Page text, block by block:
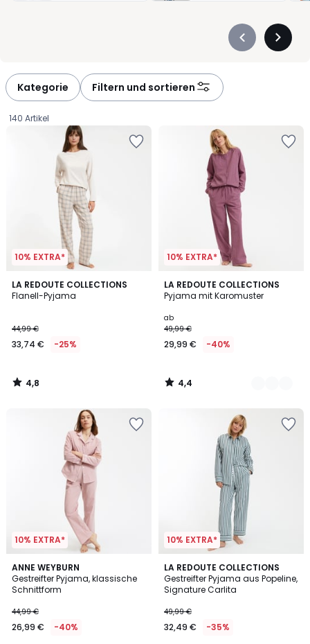
Précédent
Kategorie Filtern und sortieren
140 Artikel
10% EXTRA*
LA REDOUTE COLLECTIONS
Flanell-Pyjama
€
Statt
€
25%
44,99 €
33,74 € -25%
4,8
/ 5
4,8
/
10% EXTRA*
LA REDOUTE COLLECTIONS
Pyjama mit Karomuster
ab
49,99 €
29,99 € -40%
4,4
/ 5
2
Farben
4,4
/
10% EXTRA*
ANNE WEYBURN
Gestreifter Pyjama, klassische
Schnittform
44,99 €
26,99 € -40%
4,5
/ 5
10% EXTRA*
LA REDOUTE COLLECTIONS
Gestreifter Pyjama aus Popeline,
Signature Carlita
49,99 €
32,49 € -35%
4,1
/ 5
2
Farben